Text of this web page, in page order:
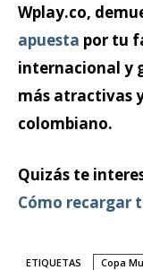
Wplay.co,
apuesta por tu
internacional y
más atractivas
colombiano.
Quizás te
Cómo recargar
ETIQUETAS Copa